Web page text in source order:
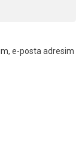
e-posta adresim